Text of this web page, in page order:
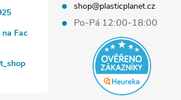
Fac
shop@plasticplanet.cz
Po-Pá 12:00-18:00